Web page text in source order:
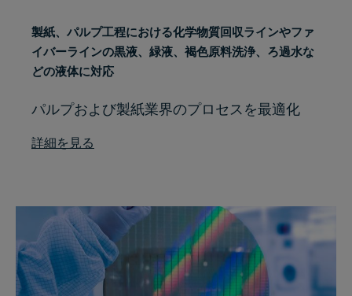
製紙、パルプ工程における化学物質回収ラインやファ
イバーラインの黒液、緑液、 褐色原料洗浄、 ろ過水な
どの液体に対応
パルプおよび製紙業界のプロセスを最適化
詳細を見る